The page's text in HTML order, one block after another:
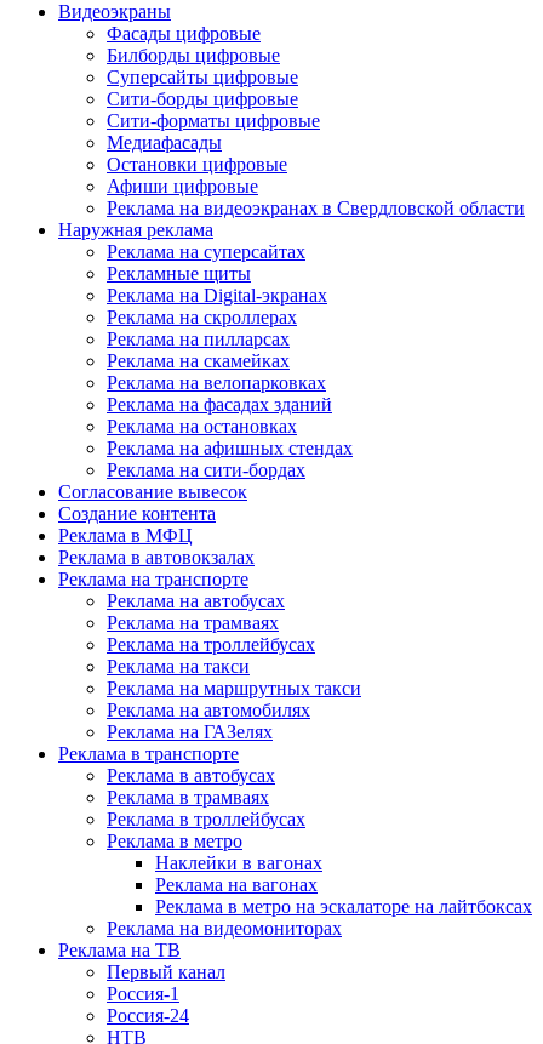
Видеоэкраны
Фасады цифровые
Билборды цифровые
Суперсайты цифровые
Сити-борды цифровые
Сити-форматы цифровые
Медиафасады
Остановки цифровые
Афиши цифровые
Реклама на видеоэкранах в Свердловской области
Наружная реклама
Реклама на суперсайтах
Рекламные щиты
Реклама на Digital-экранах
Реклама на скроллерах
Реклама на пилларсах
Реклама на скамейках
Реклама на велопарковках
Реклама на фасадах зданий
Реклама на остановках
Реклама на афишных стендах
Реклама на сити-бордах
Согласование вывесок
Создание контента
Реклама в МФЦ
Реклама в автовокзалах
Реклама на транспорте
Реклама на автобусах
Реклама на трамваях
Реклама на троллейбусах
Реклама на такси
Реклама на маршрутных такси
Реклама на автомобилях
Реклама на ГАЗелях
Реклама в транспорте
Реклама в автобусах
Реклама в трамваях
Реклама в троллейбусах
Реклама в метро
Наклейки в вагонах
Реклама на вагонах
Реклама в метро на эскалаторе на лайтбоксах
Реклама на видеомониторах
Реклама на ТВ
Первый канал
Россия-1
Россия-24
НТВ